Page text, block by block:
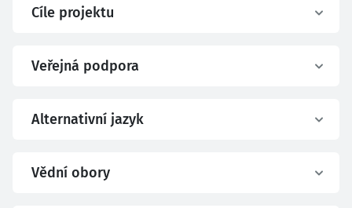
Cíle projektu
Veřejná podpora
Alternativní jazyk
Vědní obory